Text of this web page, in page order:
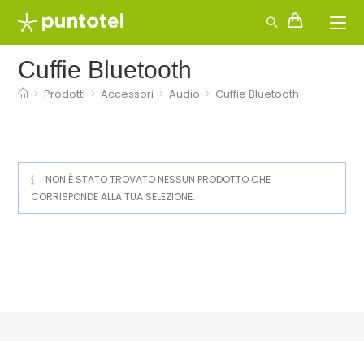
Salta
contenuto
Cuffie Bluetooth
> Prodotti > Accessori > Audio > Cuffie Bluetooth
NON È STATO TROVATO NESSUN PRODOTTO CHE
CORRISPONDE ALLA TUA SELEZIONE.